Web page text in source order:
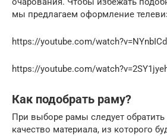
мы предлагаем оформление
https://youtube.com/
https://youtube.com/
Как подобрать раму?
При выборе рамы следует
качество материала, из которого